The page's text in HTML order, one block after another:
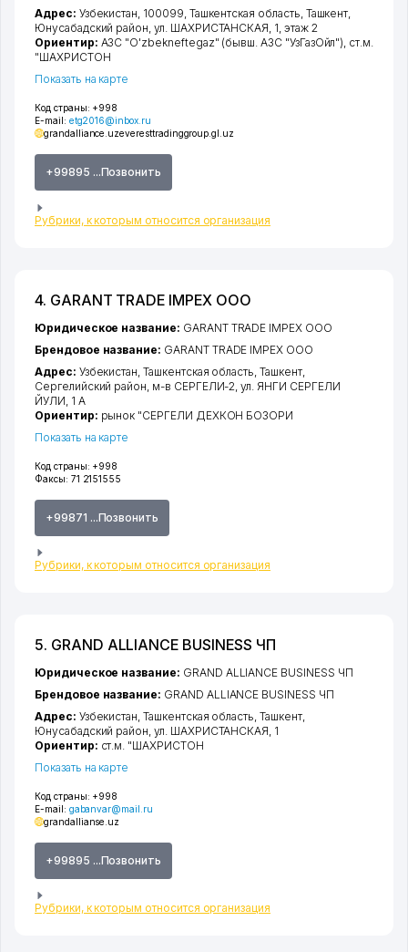
Код страны: +998
E-mail: etg2016@inbox.ru
grandalliance.uzeveresttradinggroup.gl.uz
+99895 ...Позвонить
Рубрики, к которым относится организация
Адрес: Узбекистан, 100099, Ташкентская область, Ташкент,
Юнусабадский район,ул. ШАХРИСТАНСКАЯ, 1, этаж 2
Ориентир: АЗС "O'zbekneftegaz" (бывш. АЗС "УзГазОйл"), ст.м.
"ШАХРИСТОН
Показать на карте
4. GARANT TRADE IMPEX ООО
Код страны: +998
Факсы: 71 2151555
+99871 ...Позвонить
Рубрики, к которым относится организация
Юридическое название: GARANT TRADE IMPEX ООО
Брендовое название: GARANT TRADE IMPEX ООО
Адрес: Узбекистан,Ташкентская область ,Ташкент,
Сергелийский район м-в СЕРГЕЛИ-2 , ул. ЯНГИ СЕРГЕЛИ
ЙУЛИ, 1 А
Ориентир: рынок "СЕРГЕЛИ ДЕХКОН БОЗОРИ
Показать на карте
5. GRAND ALLIANCE BUSINESS ЧП
Код страны: +998
E-mail: gabanvar@mail.ru
grandallianse.uz
+99895 ...Позвонить
Рубрики, к которым относится организация
Юридическое название: GRAND ALLIANCE BUSINESS ЧП
Брендовое название: GRAND ALLIANCE BUSINESS ЧП
Адрес: Узбекистан,Ташкентская область ,Ташкент,
Юнусабадский район ,ул. ШАХРИСТАНСКАЯ , 1
Ориентир: ст.м. "ШАХРИСТОН
Показать на карте